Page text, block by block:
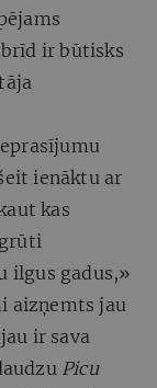
ir būtisks
ienāktu ar
kas
ilgus gadus,»
aizņemts jau
ir sava
Picu